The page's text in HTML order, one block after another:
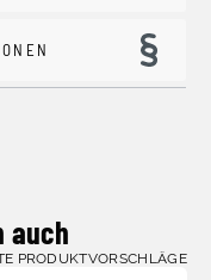
auch
PRODUKTVORSCHLÄGE